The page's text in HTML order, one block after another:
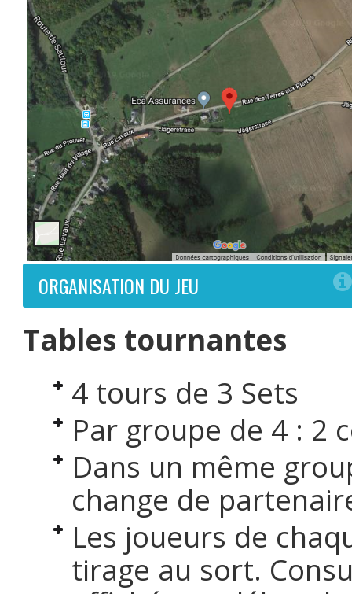
ORGANISATION DU JEU
Tables tournantes
4 tours de 3 Sets
Par groupe de 4 : 2
Dans un même
change de
Les joueurs de
tirage au sort.